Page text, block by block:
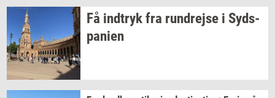
Få ind­trykfra run­drej­se i Syds­
pa­ni­en